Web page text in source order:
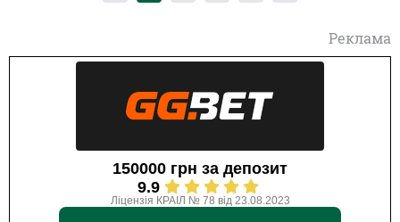
Реклама
150000 грн за депозит
9.9
Ліцензія КРАІЛ № 78 від 23.08.2023